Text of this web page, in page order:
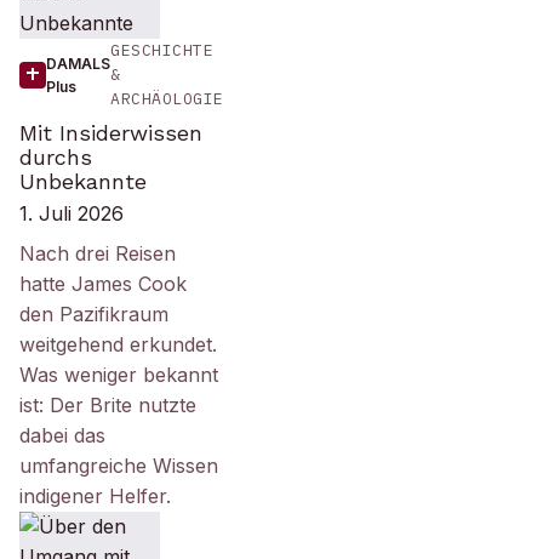
DAMALS
Plus
GESCHICHTE
&
ARCHÄOLOGIE
Mit Insiderwissen
durchs
Unbekannte
1. Juli 2026
Nach drei Reisen
hatte James Cook
den Pazifikraum
weitgehend erkundet.
Was weniger bekannt
ist: Der Brite nutzte
dabei das
umfangreiche Wissen
indigener Helfer.